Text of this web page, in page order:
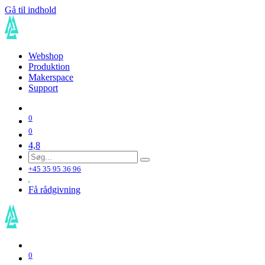
Gå til indhold
Webshop
Produktion
Makerspace
Support
0
0
4,8
+45 35 95 36 96
Få rådgivning
0